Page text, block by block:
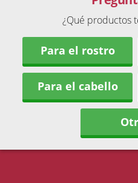
¿Qué productos
Para el rostro
Para el cabello